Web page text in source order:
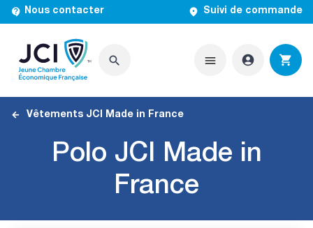
 Nous contacter  Suivi de commande
   
Vêtements JCI Made in France
Polo JCI Made in
France